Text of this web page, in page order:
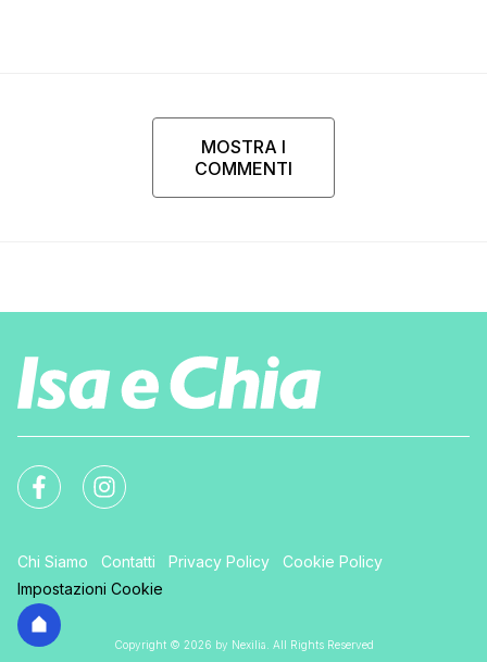
MOSTRA I
COMMENTI
Chi Siamo Contatti Privacy Policy
Cookie Policy
Impostazioni Cookie
Copyright © 2026 by Nexilia. All Rights Reserved